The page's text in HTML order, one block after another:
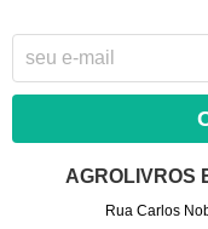
AGROLIVROS
Rua Carlos